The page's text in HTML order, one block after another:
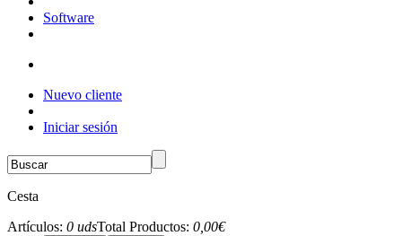
Software
Nuevo cliente
Iniciar sesión
Cesta
Artículos: 0 udsTotal Productos: 0,00€